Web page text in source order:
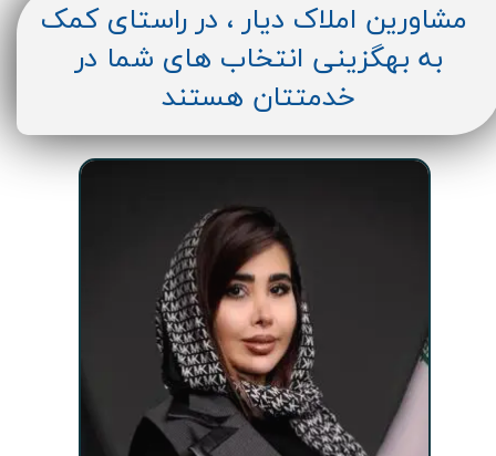
مشاورین املاک دیار ، در راستای کمک
به بهگزینی انتخاب های شما در
خدمتتان هستند